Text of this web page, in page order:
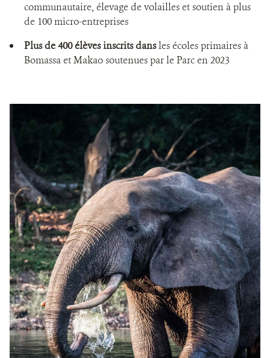
communautaire, élevage de volailles et soutien à plus
de 100 micro-entreprises
Plus de 400 élèves inscrits dansles écoles primaires à
Bomassa et Makao soutenues par le Parc en 2023